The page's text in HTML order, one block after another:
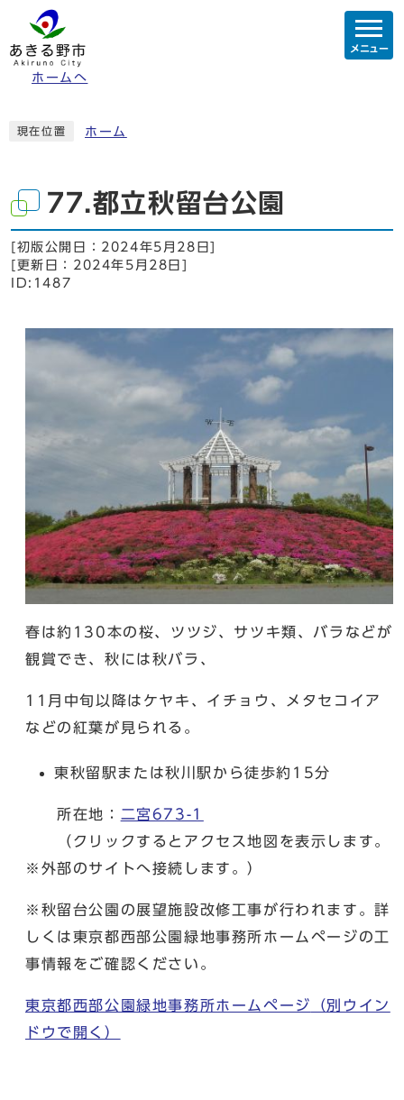
ホームへ
メニュー
現在位置 ホーム
77.都立秋留台公園
[初版公開日： 2024年5月28日
[更新日： 2024年5月28日
ID:1487
春は約130本の桜、ツツジ、サツキ類、バラなどが
観賞でき、秋には秋バラ、
11月中旬以降はケヤキ、イチョウ、メタセコイア
などの紅葉が見られる。
東秋留駅または秋川駅から徒歩約15分
所在地： 二宮673-1
（クリックするとアクセス地図を表示します。
※外部のサイトへ接続します。）
※秋留台公園の展望施設改修工事が行われます。詳
しくは東京都西部公園緑地事務所ホームページの工
事情報をご確認ください。
東京都西部公園緑地事務所ホームページ
（別ウイン
ドウで開く）